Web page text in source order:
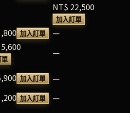
NT$ 22,500
加入訂單
加入訂單
—
單
—
加入訂單
—
加入訂單
—